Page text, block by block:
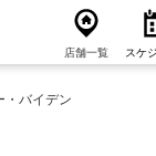
店舗一覧 スケ
・バイデン